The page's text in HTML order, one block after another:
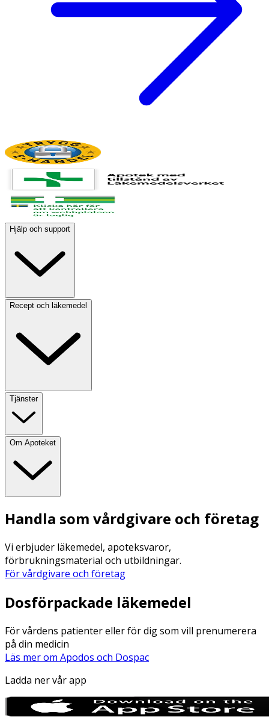
Hjälp och support
Recept och läkemedel
Tjänster
Om Apoteket
Handla som vårdgivare och företag
Vi erbjuder läkemedel, apoteksvaror,
förbrukningsmaterial och utbildningar.
För vårdgivare och företag
Dosförpackade läkemedel
För vårdens patienter eller för dig som vill prenumerera
på din medicin
Läs mer om Apodos och Dospac
Ladda ner vår app